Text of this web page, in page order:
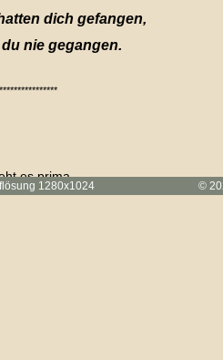
dich gefangen,
nie gegangen.
es prima
1280x1024 © 2026 Von